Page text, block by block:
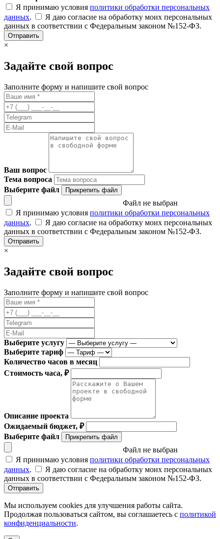
Я принимаю условия политики обработки персональных
данных.
Я даю согласие на обработку моих персональных
данных в соответствии с Федеральным законом №152-ФЗ.
Отправить
×
Задайте свой вопрос
Заполните форму и напишите свой вопрос
Ваш вопрос
Тема вопроса
Выберите файл
Прикрепить файл
Файл не выбран
Я принимаю условия политики обработки персональных
данных.
Я даю согласие на обработку моих персональных
данных в соответствии с Федеральным законом №152-ФЗ.
Отправить
×
Задайте свой вопрос
Заполните форму и напишите свой вопрос
Выберите услугу
Выберите тариф
Количество часов в месяц
Стоимость часа, ₽
Описание проекта
Ожидаемый бюджет, ₽
Выберите файл
Прикрепить файл
Файл не выбран
Я принимаю условия политики обработки персональных
данных.
Я даю согласие на обработку моих персональных
данных в соответствии с Федеральным законом №152-ФЗ.
Отправить
Мы используем cookies для улучшения работы сайта.
Продолжая пользоваться сайтом, вы соглашаетесь с политикой
конфиденциальности.